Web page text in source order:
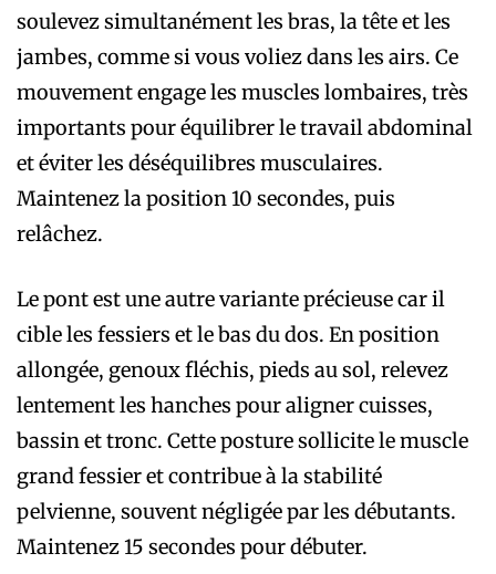
soulevez simultanément les bras, la tête et les
jambes, comme si vous voliez dans les airs. Ce
mouvement engage les muscles lombaires, très
importants pour équilibrer le travail abdominal
et éviter les déséquilibres musculaires.
Maintenez la position 10 secondes, puis
relâchez.
Le pont est une autre variante précieuse car il
cible les fessiers et le bas du dos. En position
allongée, genoux fléchis, pieds au sol, relevez
lentement les hanches pour aligner cuisses,
bassin et tronc. Cette posture sollicite le muscle
grand fessier et contribue à la stabilité
pelvienne, souvent négligée par les débutants.
Maintenez 15 secondes pour débuter.